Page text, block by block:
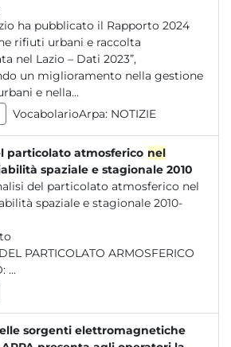
ha pubblicato il Rapporto 2024
rifiuti urbani e raccolta
nel Lazio – Dati 2023”,
un miglioramento nella gestione
e nella...
VocabolarioArpa: NOTIZIE
particolato atmosferico nel
spaziale e stagionale 2010
del particolato atmosferico nel
spaziale e stagionale 2010-
NEL LAZIO: ...
sorgenti elettromagnetiche